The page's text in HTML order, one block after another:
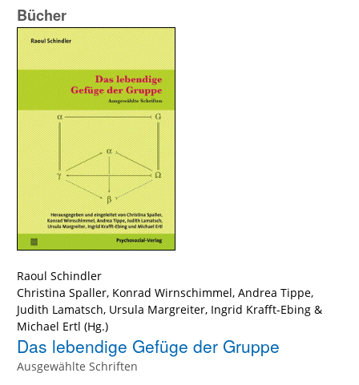
Bücher
Raoul Schindler
Christina Spaller, Konrad Wirnschimmel, Andrea Tippe,
Judith Lamatsch, Ursula Margreiter, Ingrid Krafft-Ebing &
Michael Ertl (Hg.)
Das lebendige Gefüge der Gruppe
Ausgewählte Schriften